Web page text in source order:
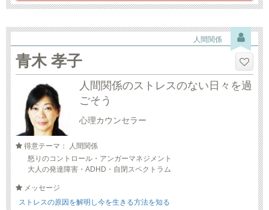
人間関係
青木 孝子
人間関係のストレスのない日々を過
ごそう
心理カウンセラー
得意テーマ： 人間関係
怒りのコントロール・アンガーマネジメント
大人の発達障害・ADHD・自閉スペクトラム
メッセージ
ストレスの原因を解明し今を生きる方法を知る